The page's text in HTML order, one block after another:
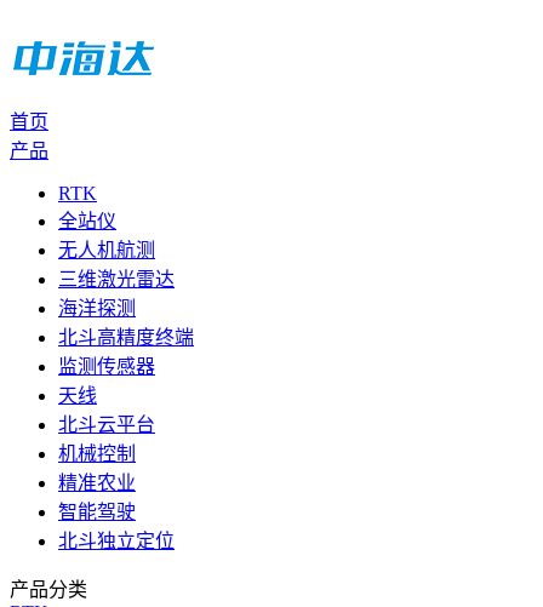
首页
产品
RTK
全站仪
无人机航测
三维激光雷达
海洋探测
北斗高精度终端
监测传感器
天线
北斗云平台
机械控制
精准农业
智能驾驶
北斗独立定位
产品分类